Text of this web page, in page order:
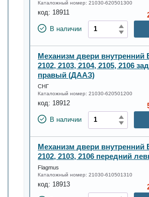
Каталожный номер: 21030-620501300
код: 18911
В наличии
Механизм двери внутренний
2102, 2103, 2104, 2105, 2106
правый (ДААЗ)
СНГ
Каталожный номер: 21030-620501200
код: 18912
В наличии
Механизм двери внутренний
2102, 2103, 2106 передний
Flagmus
Каталожный номер: 21030-610501310
код: 18913